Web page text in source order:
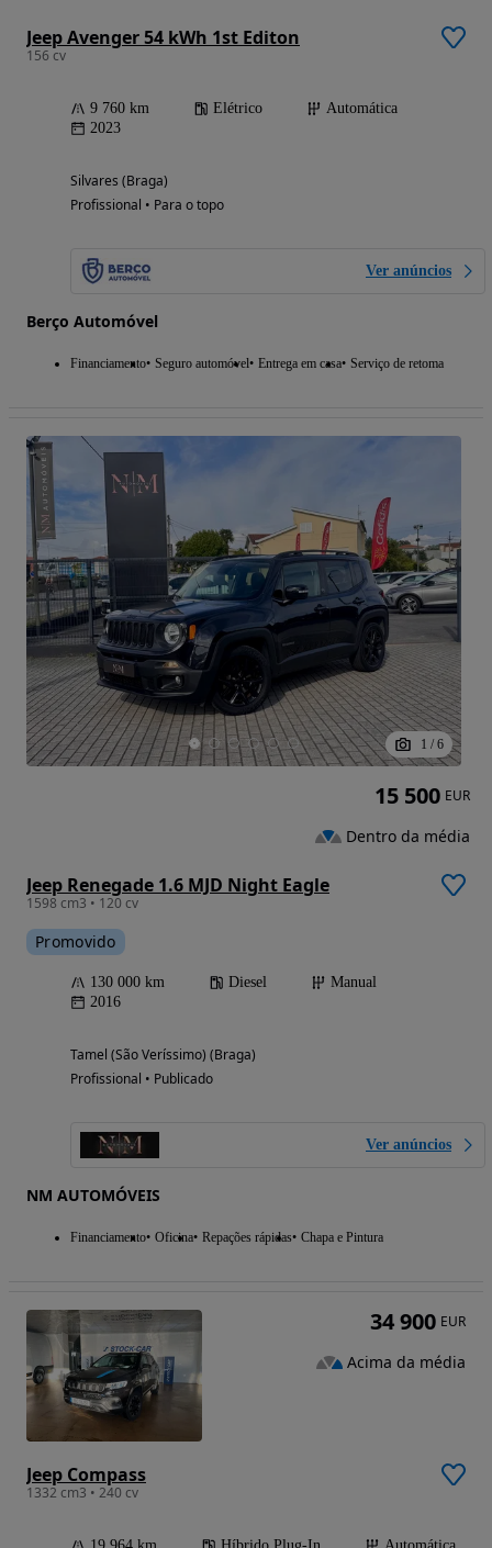
Jeep Avenger 54 kWh 1st Editon
156 cv
9 760 km Elétrico
Automática
2023
Silvares (Braga)
Profissional • Para o topo
Ver anúncios
Berço Automóvel
Financiamento Seguro automóvel Entrega em casa Serviço de retoma
1 / 6
Jeep Renegade 1.6 MJD Night Eagle
1598 cm3 • 120 cv
Promovido
130 000 km Diesel
Manual
2016
Tamel (São Veríssimo) (Braga)
Profissional • Publicado
Ver anúncios
NM AUTOMÓVEIS
Financiamento Oficina Repações rápidas Chapa e Pintura
15 500 EUR
Dentro da média
Jeep Compass
1332 cm3 • 240 cv
34 900 EUR
Acima da média